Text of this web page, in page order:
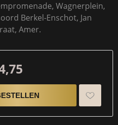
Wagnerplein,
Berkel-Enschot, Jan
Amer.